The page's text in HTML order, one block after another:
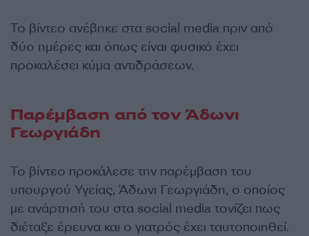
Το βίντεο ανέβηκε στα social media πριν από
δύο ημέρες και όπως είναι φυσικό έχει
προκαλέσει κύμα αντιδράσεων.
Παρέμβαση από τον Άδωνι
Γεωργιάδη
Το βίντεο προκάλεσε την παρέμβαση του
υπουργού Υγείας, Άδωνι Γεωργιάδη, ο οποίος
με ανάρτησή του στα social media τονίζει πως
διέταξε έρευνα και ο γιατρός έχει ταυτοποιηθεί.